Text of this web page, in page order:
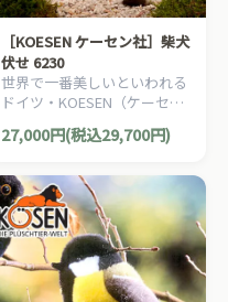
［KOESEN ケーセン社］柴犬
伏せ 6230
世界で一番美しいといわれる
ドイツ・KOESEN（ケーセン
社）の動物のぬいぐるみ。愛
らしい表情の犬（イヌ/いぬ）
27,000円(税込29,700円)